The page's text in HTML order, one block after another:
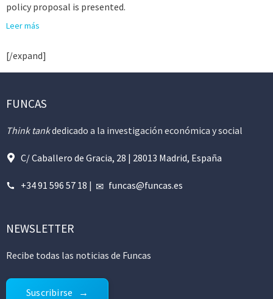
policy proposal is presented.
Leer más
[/expand]
FUNCAS
Think tankdedicado a la investigación económica y social
C/ Caballero de Gracia, 28 | 28013 Madrid, España
+34 91 596 57 18 | funcas@funcas.es
NEWSLETTER
Recibe todas las noticias de Funcas
Suscribirse